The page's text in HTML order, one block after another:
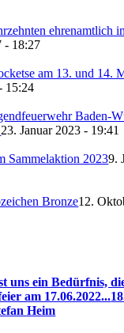
ehrenamtlich
- 18:27
am 13. und 14.
15:24
Baden-
23. Januar 2023 - 19:41
Sammelaktion 20239.
Bronze12.
uns ein Bedürfnis,
am 17.06.2022...
Heim